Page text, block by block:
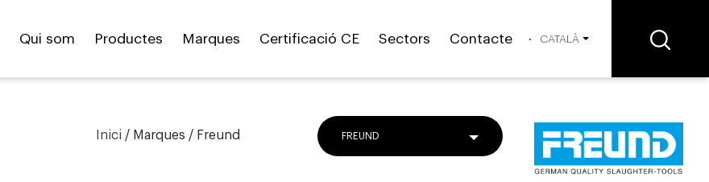
Qui som Productes Marques Certificació CE Sectors Contacte CATALÀ
Inici /Marques / Freund FREUND